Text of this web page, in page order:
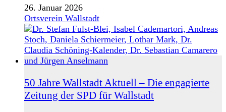
26. Januar 2026
Ortsverein Wallstadt
50 Jahre Wallstadt Aktuell – Die engagierte
Zeitung der SPD für Wallstadt